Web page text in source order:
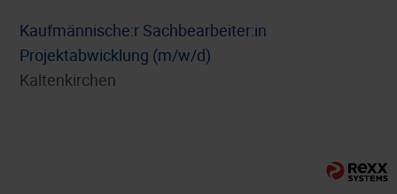
⁠Kaufmännische:r Sachbearbeiter:in
Projektabwicklung (m/w/d)
Kaltenkirchen